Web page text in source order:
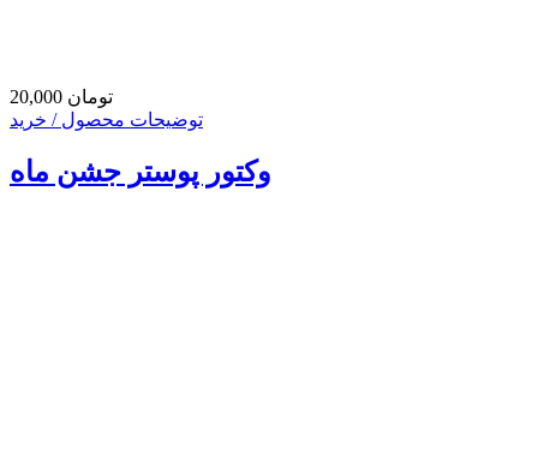
20,000 تومان
توضیحات محصول / خرید
وکتور پوستر جشن ماه